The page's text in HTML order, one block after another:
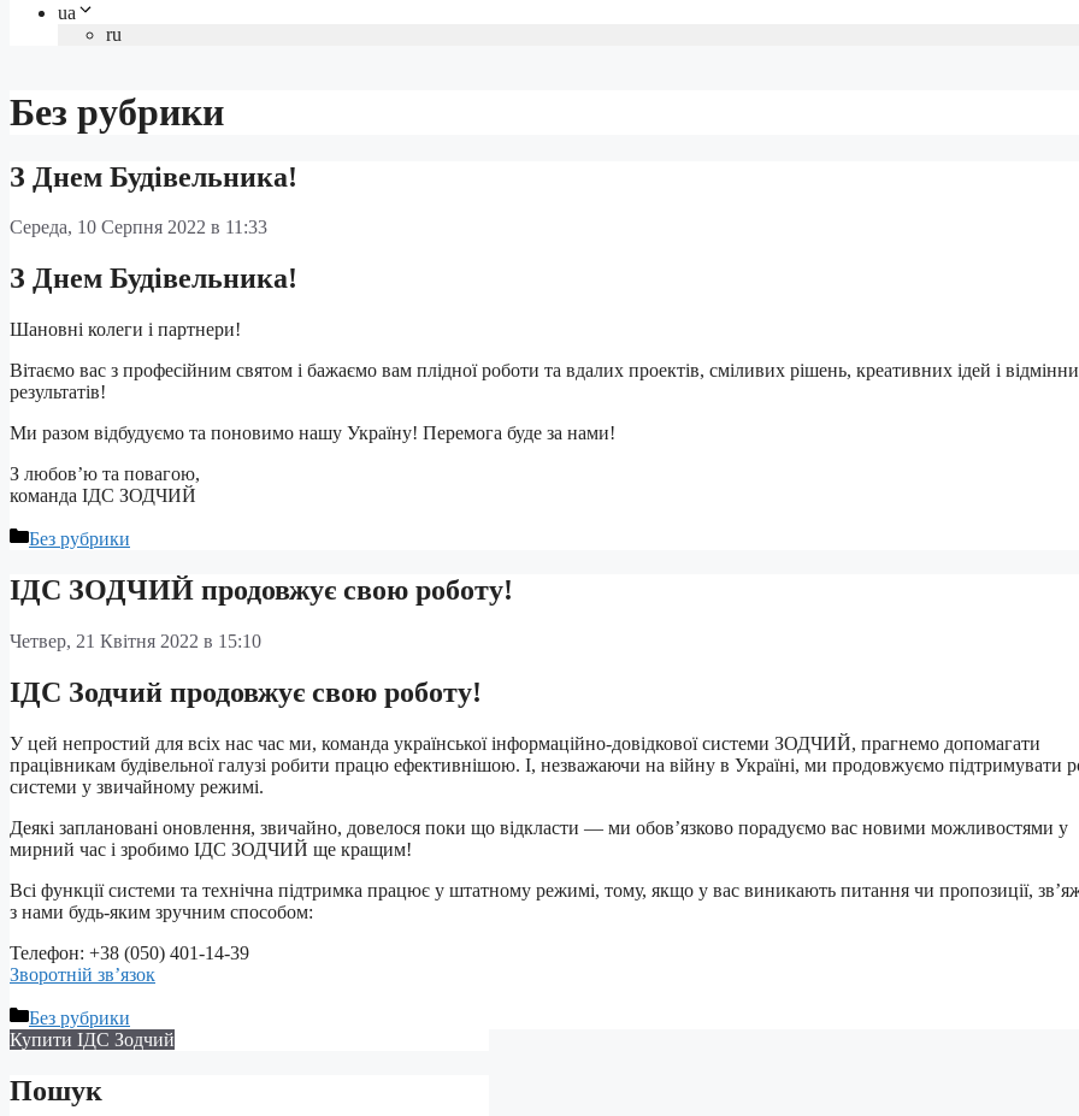
ua
ru
Без рубрики
З Днем Будівельника!
Середа, 10 Серпня 2022 в 11:33
З Днем Будівельника!
Шановні колеги і партнери!
Вітаємо вас з професійним святом і бажаємо вам плідної роботи та вдалих проектів, сміливих рішень, креативних ідей і
результатів!
Ми разом відбудуємо та поновимо нашу Україну! Перемога буде за нами!
З любов’ю та повагою,
команда ІДС ЗОДЧИЙ
Categories
Без рубрики
ІДС ЗОДЧИЙ продовжує свою роботу!
Четвер, 21 Квітня 2022 в 15:10
ІДС Зодчий продовжує свою роботу!
У цей непростий для всіх нас час ми, команда української інформаційно-довідкової системи ЗОДЧИЙ, прагнемо допомагати
працівникам будівельної галузі робити працю ефективнішою. І, незважаючи на війну в Україні, ми продовжуємо підтримувати
системи у звичайному режимі.
Деякі заплановані оновлення, звичайно, довелося поки що відкласти — ми обов’язково порадуємо вас новими можливостями у
мирний час і зробимо ІДС ЗОДЧИЙ ще кращим!
Всі функції системи та технічна підтримка працює у штатному режимі, тому, якщо у вас виникають питання чи пропозиції,
з нами будь-яким зручним способом:
Телефон: +38 (050) 401-14-39
Зворотній зв’язок
Categories
Без рубрики
Купити ІДС Зодчий
Пошук